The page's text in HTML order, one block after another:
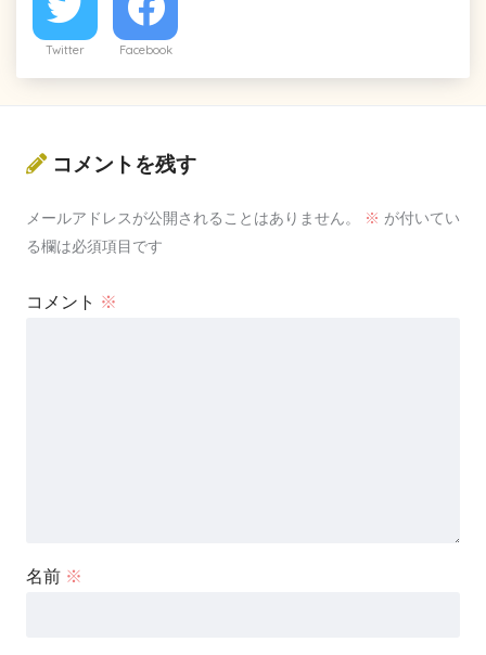
Twitter Facebook
コメントを残す
メールアドレスが公開されることはありません。 ※ が付いてい
る欄は必須項目です
コメント ※
名前 ※